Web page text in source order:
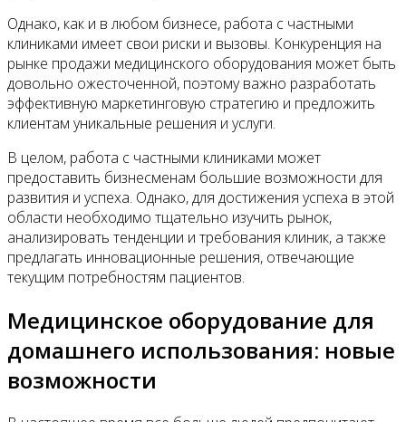
Однако, как и в любом бизнесе, работа с частными
клиниками имеет свои риски и вызовы. Конкуренция на
рынке продажи медицинского оборудования может быть
довольно ожесточенной, поэтому важно разработать
эффективную маркетинговую стратегию и предложить
клиентам уникальные решения и услуги.
В целом, работа с частными клиниками может
предоставить бизнесменам большие возможности для
развития и успеха. Однако, для достижения успеха в этой
области необходимо тщательно изучить рынок,
анализировать тенденции и требования клиник, а также
предлагать инновационные решения, отвечающие
текущим потребностям пациентов.
Медицинское оборудование для
домашнего использования: новые
возможности